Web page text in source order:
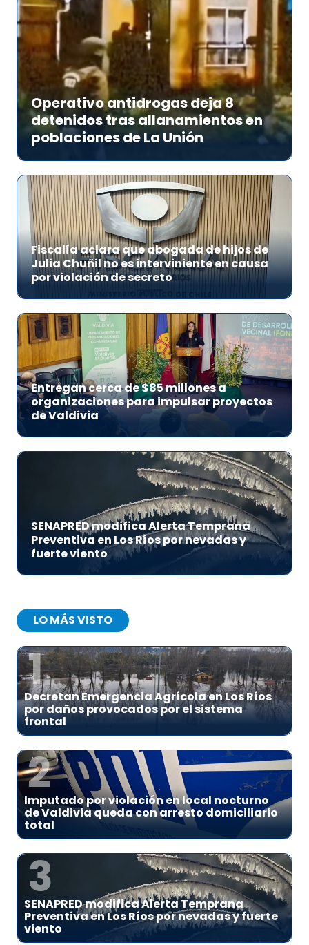
Operativo antidrogas deja 8
detenidos tras allanamientos en
poblaciones de La Unión
Fiscalía aclara que abogada de hijos de
Julia Chuñil no es interviniente en causa
por violación de secreto
Entregan cerca de $85 millones a
organizaciones para impulsar proyectos
de Valdivia
SENAPRED modifica Alerta Temprana
Preventiva en Los Ríos por nevadas y
fuerte viento
LO MÁS VISTO
1
Decretan Emergencia Agrícola en Los Ríos
por daños provocados por el sistema
frontal
2
Imputado por violación en local nocturno
de Valdivia queda con arresto domiciliario
total
3
SENAPRED modifica Alerta Temprana
Preventiva en Los Ríos por nevadas y fuerte
viento